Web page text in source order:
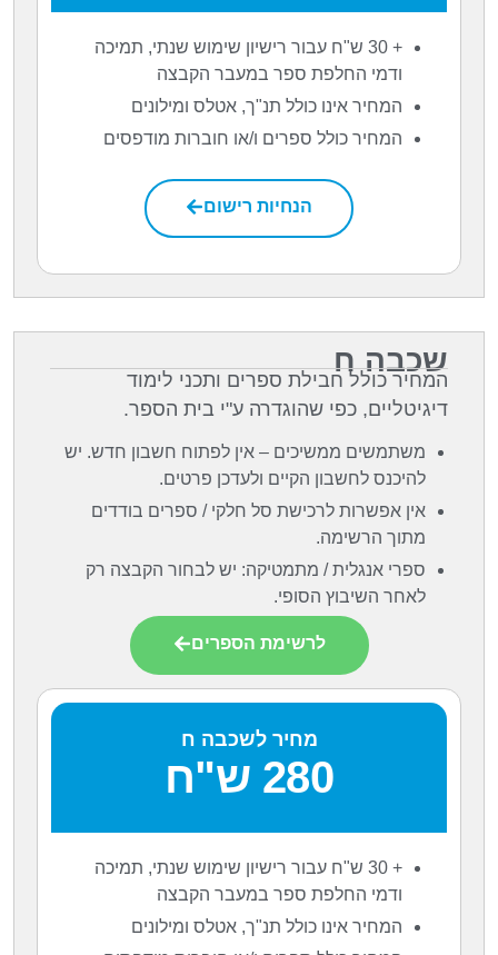
+ 30 ש"ח עבור רישיון שימוש שנתי, תמיכה
ודמי החלפת ספר במעבר הקבצה
המחיר אינו כולל תנ"ך, אטלס ומילונים
המחיר כולל ספרים ו/או חוברות מודפסים
הנחיות רישום
שכבה ח
המחיר כולל חבילת ספרים ותכני לימוד
דיגיטליים, כפי שהוגדרה ע"י בית הספר.
משתמשים ממשיכים – אין לפתוח חשבון חדש. יש
להיכנס לחשבון הקיים ולעדכן פרטים.
אין אפשרות לרכישת סל חלקי / ספרים בודדים
מתוך הרשימה.
ספרי אנגלית / מתמטיקה: יש לבחור הקבצה רק
לאחר השיבוץ הסופי.
לרשימת הספרים
מחיר לשכבה ח
280 ש"ח
+ 30 ש"ח עבור רישיון שימוש שנתי, תמיכה
ודמי החלפת ספר במעבר הקבצה
המחיר אינו כולל תנ"ך, אטלס ומילונים